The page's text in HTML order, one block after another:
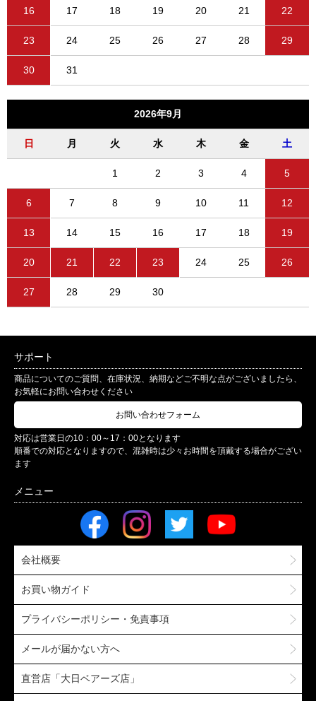
16 17 18 19 20 21 22
23 24 25 26 27 28 29
30 31
2026年9月
日 月 火 水 木 金 土
1 2 3 4 5
6 7 8 9 10 11 12
13 14 15 16 17 18 19
20 21 22 23 24 25 26
27 28 29 30
サポート
商品についてのご質問、在庫状況、納期などご不明な点がございましたら、
お気軽にお問い合わせください
お問い合わせフォーム
対応は営業日の10：00～17：00となります
順番での対応となりますので、混雑時は少々お時間を頂戴する場合がござい
ます
会社概要
お買い物ガイド
プライバシーポリシー・免責事項
メールが届かない方へ
直営店「大日ベアーズ店」